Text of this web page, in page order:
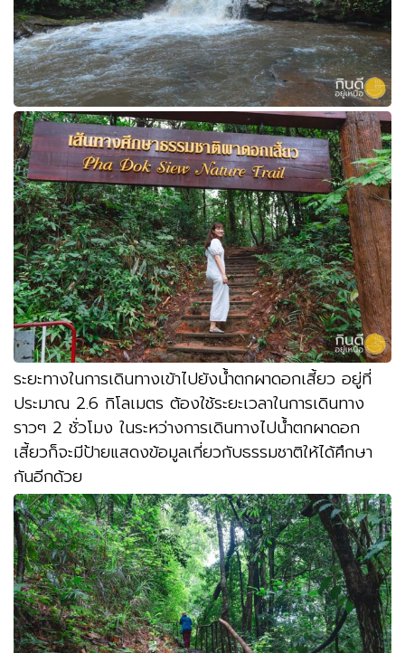
ระยะทางในการเดินทางเข้าไปยังน้ำตกผาดอกเสี้ยว อยู่ที่
ประมาณ 2.6 กิโลเมตร ต้องใช้ระยะเวลาในการเดินทาง
ราวๆ 2 ชั่วโมง ในระหว่างการเดินทางไปน้ำตกผาดอก
เสี้ยวก็จะมีป้ายแสดงข้อมูลเกี่ยวกับธรรมชาติให้ได้ศึกษา
กันอีกด้วย